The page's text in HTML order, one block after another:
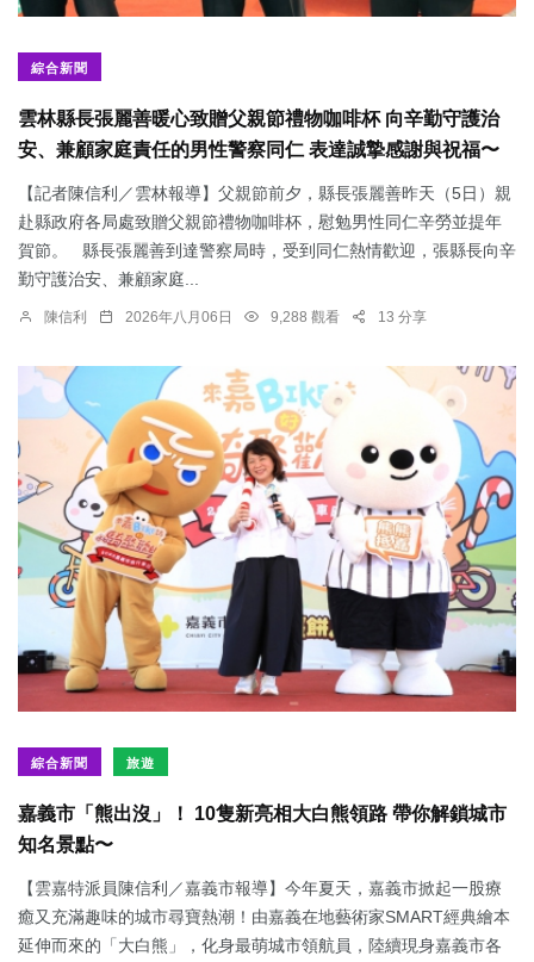
綜合新聞
雲林縣長張麗善暖心致贈父親節禮物咖啡杯 向辛勤守護治
安、兼顧家庭責任的男性警察同仁 表達誠摯感謝與祝福〜
【記者陳信利／雲林報導】父親節前夕，縣長張麗善昨天（5日）親
赴縣政府各局處致贈父親節禮物咖啡杯，慰勉男性同仁辛勞並提年
賀節。 縣長張麗善到達警察局時，受到同仁熱情歡迎，張縣長向辛
勤守護治安、兼顧家庭...
陳信利 2026年八月06日 9,288 觀看 13 分享
綜合新聞 旅遊
嘉義市「熊出沒」！ 10隻新亮相大白熊領路 帶你解鎖城市
知名景點〜
【雲嘉特派員陳信利／嘉義市報導】今年夏天，嘉義市掀起一股療
癒又充滿趣味的城市尋寶熱潮！由嘉義在地藝術家SMART經典繪本
延伸而來的「大白熊」，化身最萌城市領航員，陸續現身嘉義市各